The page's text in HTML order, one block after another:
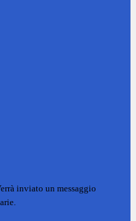
inviato un messaggio